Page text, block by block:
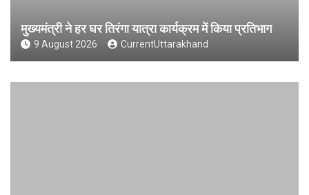
मुख्यमंत्री ने हर घर तिरंगा यात्रा कार्यक्रम में किया प्रतिभाग
9 August 2026 CurrentUttarakhand